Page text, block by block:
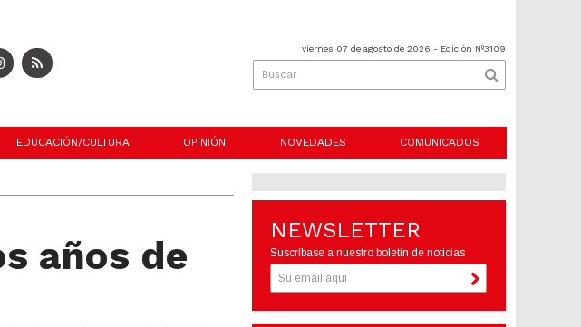
viernes 07 de agosto de 2026 - Edición Nº3109
EDUCACIÓN/CULTURA OPINIÓN NOVEDADES COMUNICADOS
años de
NEWSLETTER
Suscríbase a nuestro boletín de noticias